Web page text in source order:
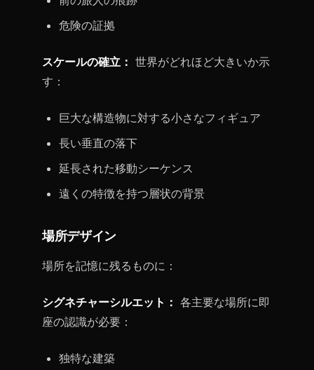
危険の証拠
スケールの確立： 世界がどれほど大きいか示
す：
巨大な構造物に対する小さなフィギュア
長い垂直の落下
延長された移動シーケンス
遠くの特徴を持つ層状の背景
場所デザイン
場所を記憶に残るものに：
シグネチャーシルエット： 各主要な場所に即
座の認識が必要：
独特な建築